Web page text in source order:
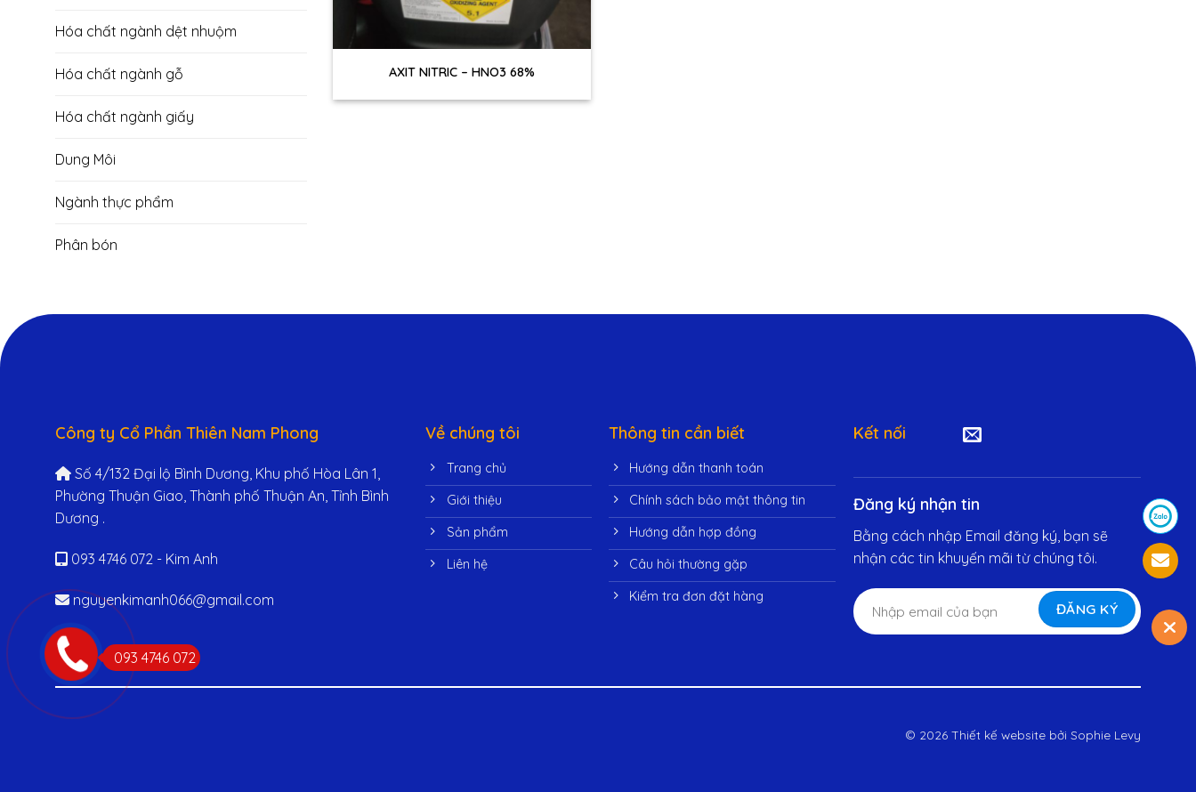
Hóa chất ngành dệt nhuộm
Hóa chất ngành gỗ
Hóa chất ngành giấy
Dung Môi
Ngành thực phẩm
Phân bón
+
AXIT NITRIC – HNO3 68%
Công ty Cổ Phần Thiên Nam Phong
Số 4/132 Đại lộ Bình Dương, Khu phố Hòa Lân 1,
Phường Thuận Giao, Thành phố Thuận An, Tỉnh Bình
Dương .
093 4746 072 - Kim Anh
nguyenkimanh066@gmail.com
Về chúng tôi
Trang chủ
Giới thiệu
Sản phẩm
Liên hệ
Thông tin cần biết
Hướng dẫn thanh toán
Chính sách bảo mật thông tin
Hướng dẫn hợp đồng
Câu hỏi thường gặp
Kiểm tra đơn đặt hàng
Kết nối
Đăng ký nhận tin
Bằng cách nhập Email đăng ký, bạn sẽ
nhận các tin khuyến mãi từ chúng tôi.
© 2026 Thiết kế website bởi Sophie Levy
093 4746 072